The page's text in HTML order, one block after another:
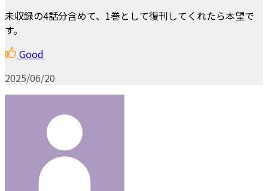
未収録の4話分含めて、1巻として復刊してくれたら本望で
す。
Good
2025/06/20